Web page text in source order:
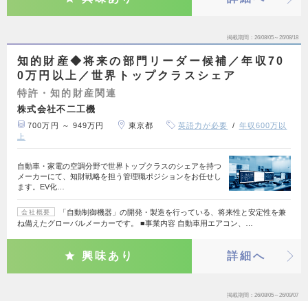
掲載期間 26/08/05～26/08/18
知的財産◆将来の部門リーダー候補／年収70
0万円以上／世界トップクラスシェア
特許・知的財産関連
株式会社不二工機
700万円 ～ 949万円 東京都 英語力が必要
年収600万以
上
自動車・家電の空調分野で世界トップクラスのシェアを持つ
メーカーにて、知財戦略を担う管理職ポジションをお任せし
ます。EV化…
会社概要
「自動制御機器」の開発・製造を行っている、将来性と安定性を兼
ね備えたグローバルメーカーです。 ■事業内容 自動車用エアコン、…
興味あり 詳細へ
掲載期間 26/08/05～26/09/07